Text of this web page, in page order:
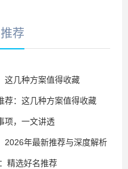
荐
这几种方案值得收藏
荐：这几种方案值得收藏
项，一文讲透
2026年最新推荐与深度解析
精选好名推荐